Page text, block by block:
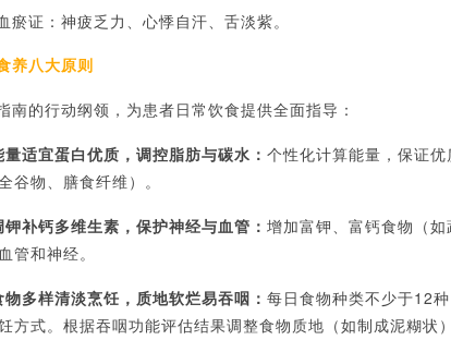
瘀证：神疲乏力、心悸自汗、舌淡紫。
养八大原则
南的行动纲领，为患者日常饮食提供全面指导：
量适宜蛋白优质，调控脂肪与碳水： 个性化计算能量，保证
谷物、膳食纤维）。
钾补钙多维生素，保护神经与血管： 增加富钾、富钙食物（
管和神经。
物多样清淡烹饪，质地软烂易吞咽： 每日食物种类不少于12
方式。根据吞咽功能评估结果调整食物质地（如制成泥糊状）